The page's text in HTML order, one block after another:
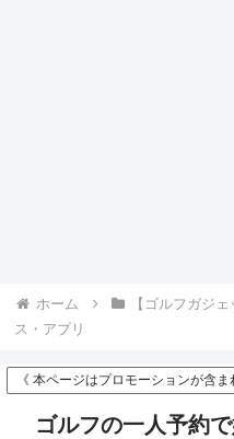
ホーム 【ゴルフガジ
ス・アプリ
《 本ページはプロモーションが含ま
ゴルフの一人予約